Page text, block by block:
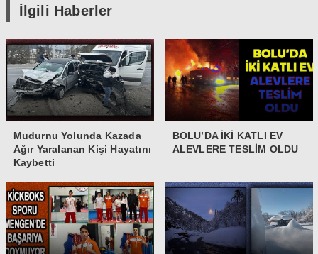
İlgili Haberler
Mudurnu Yolunda Kazada
Ağır Yaralanan Kişi Hayatını
Kaybetti
BOLU’DA İKİ KATLI EV
ALEVLERE TESLİM OLDU